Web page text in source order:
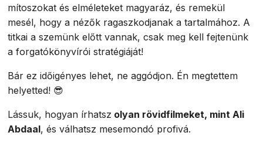
mítoszokat és elméleteket magyaráz, és remekül
mesél, hogy a nézők ragaszkodjanak a tartalmához. A
titkai a szemünk előtt vannak, csak meg kell fejtenünk
a forgatókönyvírói stratégiáját!
Bár ez időigényes lehet, ne aggódjon. Én megtettem
helyetted! 😎
Lássuk, hogyan írhatsz olyan rövidfilmeket, mint Ali
Abdaal, és válhatsz mesemondó profivá.